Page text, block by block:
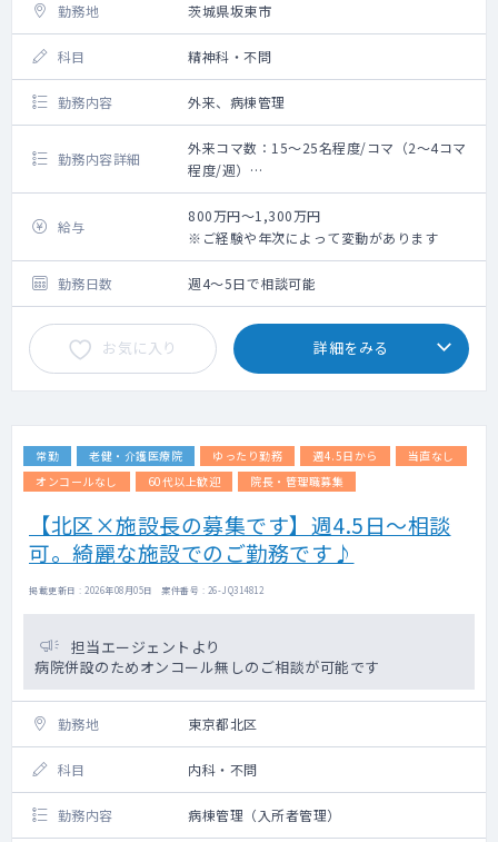
勤務地 茨城県坂東市
科目 精神科・不問
勤務内容 外来、病棟管理
勤務内容詳細
外来コマ数：15～25名程度/コマ（2～4コマ
程度/週）
管理病床数：15～25床程度（応相談）
給与
800万円～1,300万円
※ご経験や年次によって変動があります
勤務日数 週4～5日で相談可能
お気に入り 詳細をみる
常勤 老健・介護医療院 ゆったり勤務 週4.5日から
当直なし
オンコールなし
60代以上歓迎 院長・管理職募集
【北区×施設長の募集です】週4.5日～相談
可。綺麗な施設でのご勤務です♪
掲載更新日 : 2026年08月05日 案件番号 : 26-JQ314812
担当エージェントより
病院併設のためオンコール無しのご相談が可能です
勤務地 東京都北区
科目 内科・不問
勤務内容 病棟管理（入所者管理）